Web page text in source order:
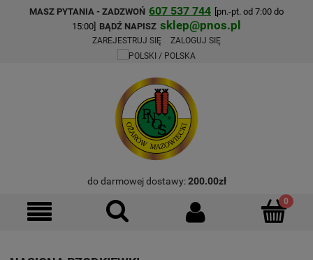
MASZ PYTANIA - ZADZWOŃ 607 537 744 [pn.-pt. od 7:00 do
15:00] BĄDŹ NAPISZ sklep@pnos.pl
ZAREJESTRUJ SIĘ ZALOGUJ SIĘ
do darmowej dostawy:200.00zł